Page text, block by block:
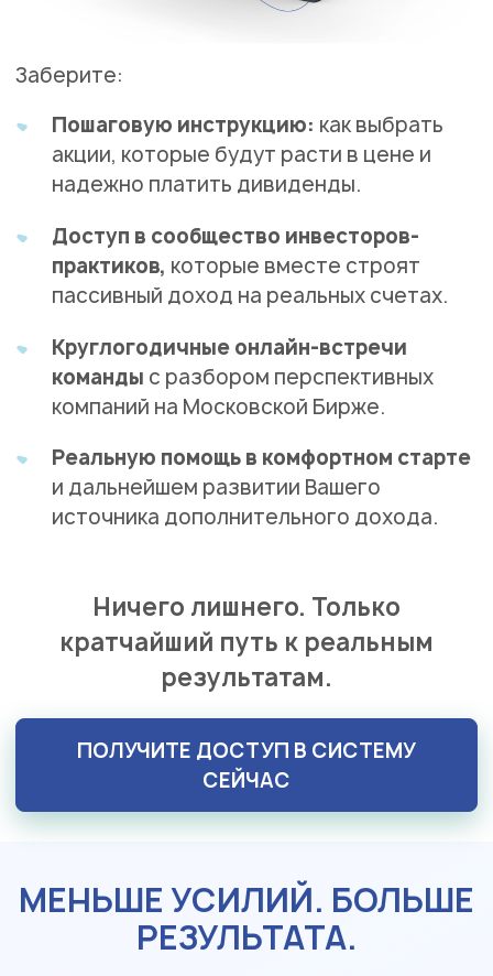
Заберите:
Пошаговую инструкцию: как выбрать
акции, которые будут расти в цене и
надежно платить дивиденды.
Доступ в сообщество инвесторов-
практиков, которые вместе строят
пассивный доход на реальных счетах.
Круглогодичные онлайн-встречи
команды с разбором перспективных
компаний на Московской Бирже.
Реальную помощь в комфортном старте
и дальнейшем развитии Вашего
источника дополнительного дохода.
Ничего лишнего. Только
кратчайший путь к реальным
результатам.
ПОЛУЧИТЕ ДОСТУП В СИСТЕМУ
СЕЙЧАС
МЕНЬШЕ УСИЛИЙ. БОЛЬШЕ
РЕЗУЛЬТАТА.